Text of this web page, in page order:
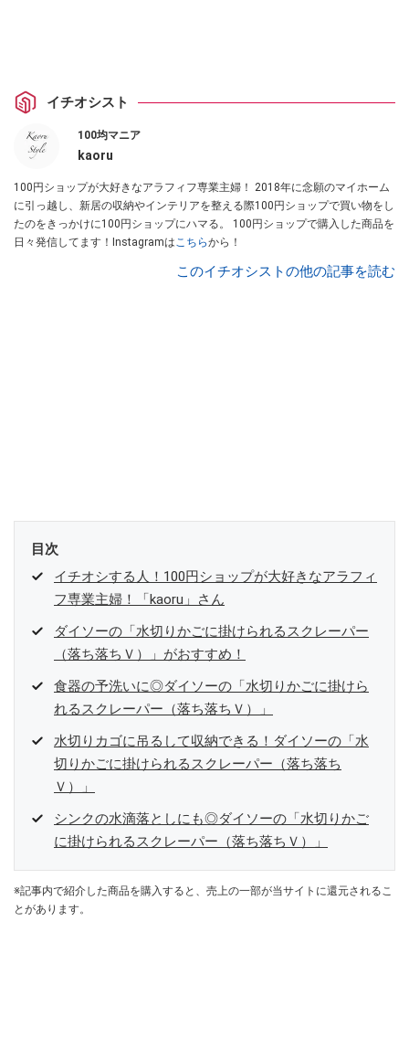
イチオシスト
100均マニア
kaoru
100円ショップが大好きなアラフィフ専業主婦！ 2018年に念願のマイホーム
に引っ越し、新居の収納やインテリアを整える際100円ショップで買い物をし
たのをきっかけに100円ショップにハマる。 100円ショップで購入した商品を
日々発信してます！Instagramはこちらから！
このイチオシストの他の記事を読む
目次
イチオシする人！100円ショップが大好きなアラフィ
フ専業主婦！「kaoru」さん
ダイソーの「水切りかごに掛けられるスクレーパー
（落ち落ちＶ）」がおすすめ！
食器の予洗いに◎ダイソーの「水切りかごに掛けら
れるスクレーパー（落ち落ちＶ）」
水切りカゴに吊るして収納できる！ダイソーの「水
切りかごに掛けられるスクレーパー（落ち落ち
Ｖ）」
シンクの水滴落としにも◎ダイソーの「水切りかご
に掛けられるスクレーパー（落ち落ちＶ）」
※記事内で紹介した商品を購入すると、売上の一部が当サイトに還元されるこ
とがあります。